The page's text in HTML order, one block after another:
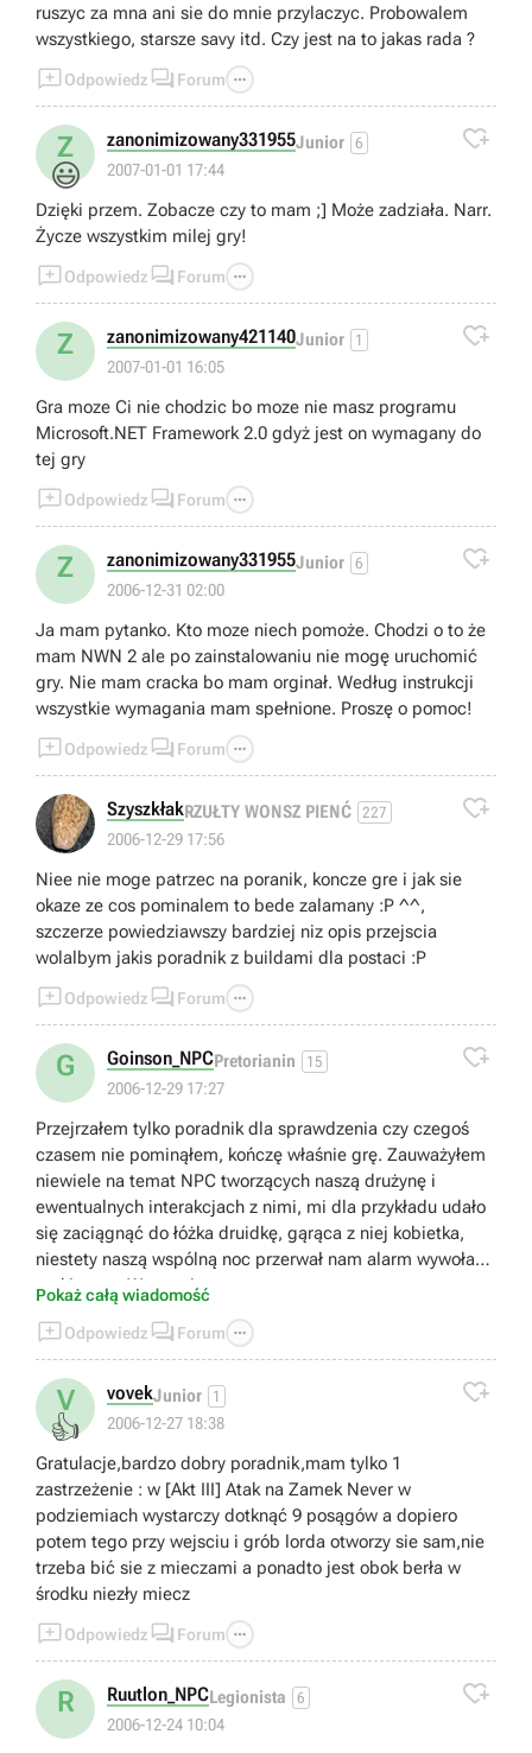
ruszyc za mna ani sie do mnie przylaczyc. Probowalem
wszystkiego, starsze savy itd. Czy jest na to jakas rada ?
Odpowiedz  Forum 
Z
😃
zanonimizowany331955Junior 6
2007-01-01 17:44

Dzięki przem. Zobacze czy to mam ;] Może zadziała. Narr.
Życze wszystkim milej gry!
Odpowiedz  Forum 
Z zanonimizowany421140Junior 1
2007-01-01 16:05

Gra moze Ci nie chodzic bo moze nie masz programu
Microsoft.NET Framework 2.0 gdyż jest on wymagany do
tej gry
Odpowiedz  Forum 
Z zanonimizowany331955Junior 6
2006-12-31 02:00

Ja mam pytanko. Kto moze niech pomoże. Chodzi o to że
mam NWN 2 ale po zainstalowaniu nie mogę uruchomić
gry. Nie mam cracka bo mam orginał. Według instrukcji
wszystkie wymagania mam spełnione. Proszę o pomoc!
Odpowiedz  Forum 
SzyszkłakRZUŁTY WONSZ PIENĆ 227
2006-12-29 17:56

Niee nie moge patrzec na poranik, koncze gre i jak sie
okaze ze cos pominalem to bede zalamany :P ^^,
szczerze powiedziawszy bardziej niz opis przejscia
wolalbym jakis poradnik z buildami dla postaci :P
Odpowiedz  Forum 
G Goinson_NPCPretorianin 15
2006-12-29 17:27

Przejrzałem tylko poradnik dla sprawdzenia czy czegoś
czasem nie pominąłem, kończę właśnie grę. Zauważyłem
niewiele na temat NPC tworzących naszą drużynę i
ewentualnych interakcjach z nimi, mi dla przykładu udało
się zaciągnąć do łóżka druidkę, gąrąca z niej kobietka,
niestety naszą wspólną noc przerwał nam alarm wywołany
atakiem na Warownię.
Pokaż całą wiadomość
Odpowiedz  Forum 
V
👍
vovekJunior 1
2006-12-27 18:38

Gratulacje,bardzo dobry poradnik,mam tylko 1
zastrzeżenie : w [Akt III] Atak na Zamek Never w
podziemiach wystarczy dotknąć 9 posągów a dopiero
potem tego przy wejsciu i grób lorda otworzy sie sam,nie
trzeba bić sie z mieczami a ponadto jest obok berła w
środku niezły miecz
Odpowiedz  Forum 
R Ruutlon_NPCLegionista 6
2006-12-24 10:04
